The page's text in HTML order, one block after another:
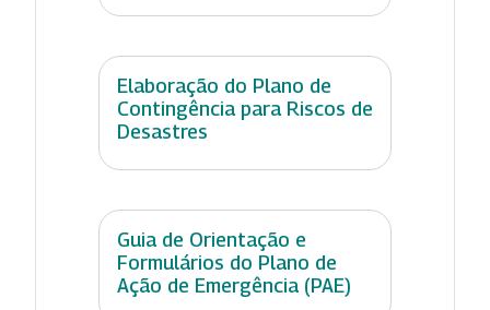
Elaboração do Plano de
Contingência para Riscos de
Desastres
Guia de Orientação e
Formulários do Plano de
Ação de Emergência (PAE)